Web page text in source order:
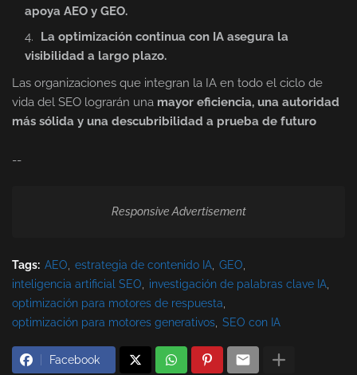
apoya AEO y GEO.
La optimización continua con IA asegura la
visibilidad a largo plazo.
Las organizaciones que integran la IA en todo el ciclo de
vida del SEO lograrán una mayor eficiencia, una autoridad
más sólida y una descubribilidad a prueba de futuro
--
Responsive Advertisement
Tags: AEO estrategia de contenido IA GEO
inteligencia artificial SEO
investigación de palabras clave IA
optimización para motores de respuesta
optimización para motores generativos SEO con IA
Facebook